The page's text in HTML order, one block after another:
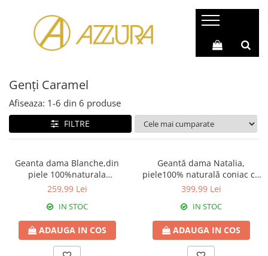
Genți & Poșete Piele Naturală
Genți Casual
Genți Office
Genți Shopping
Genți Moderne
Genți de Umăr
Genți de Mână
Genți Plic
Genți Poștaș
Genți Mici
Genți Ocazie (Clutch)
Rucsacuri Piele Naturală
Rucsacuri Casual
Rucsacuri Barbati
Rucsacuri Sport
Rucsacuri Piele Naturală
Genți Caramel
Afiseaza: 1-6 din 6 produse
FILTRE
Geanta dama Blanche,din
piele 100%naturala
Italia,8246,negru
259,99 Lei
IN STOC
ADAUGA IN COS
Geantă dama Natalia,
piele100% naturală coniac cu
aspect matlasat,lant auriu,
399,99 Lei
IN STOC
ADAUGA IN COS